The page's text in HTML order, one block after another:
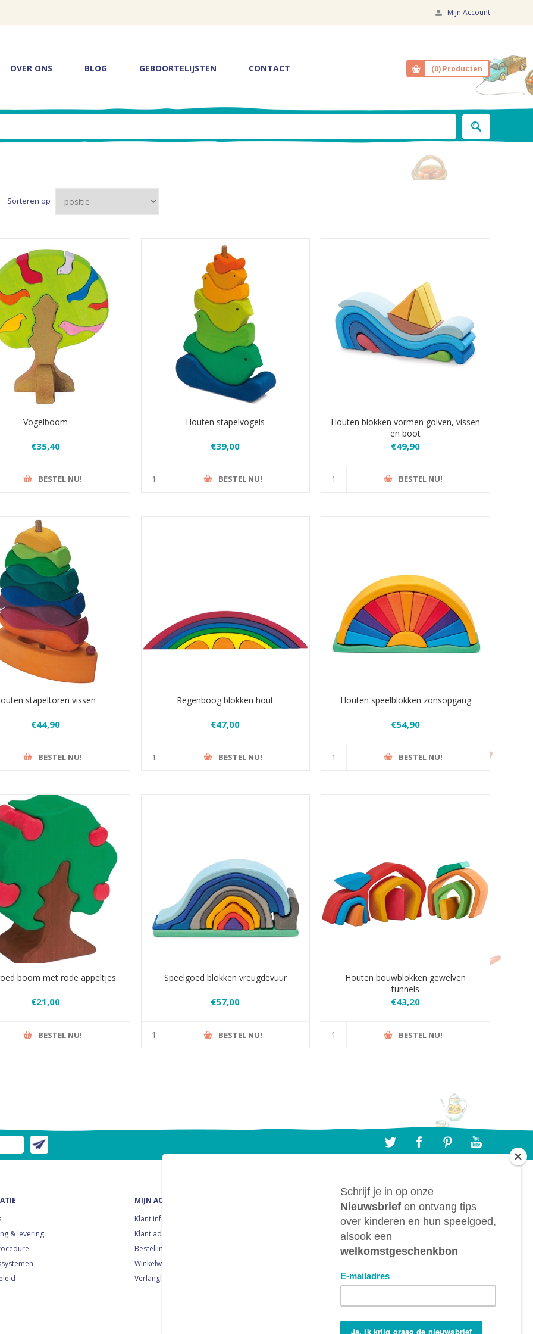
Mijn Account
OVER ONS BLOG GEBOORTELIJSTEN CONTACT (0) Producten
Sorteren op
Vogelboom
€35,40
BESTEL NU!
Houten stapelvogels
€39,00
BESTEL NU!
Houten blokken vormen golven, vissen
en boot
€49,90
BESTEL NU!
stapeltoren vissen
€44,90
BESTEL NU!
Regenboog blokken hout
€47,00
BESTEL NU!
Houten speelblokken zonsopgang
€54,90
BESTEL NU!
boom met rode appeltjes
€21,00
BESTEL NU!
Speelgoed blokken vreugdevuur
€57,00
BESTEL NU!
Houten bouwblokken gewelven
tunnels
€43,20
BESTEL NU!
& levering
MIJN ACCOUNT
Klant informatie
Klant adressen
Bestellingen
Winkelwagen
Verlanglijst
CONTACTEER ONS
BTL bv, Bergwegel, 38, B-9820 Merelbeke
info@despeelgoedfee.com
+32 9 391 75 93